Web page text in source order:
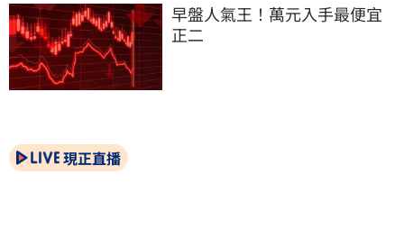
早盤人氣王！萬元入手最便宜
正二
現正直播